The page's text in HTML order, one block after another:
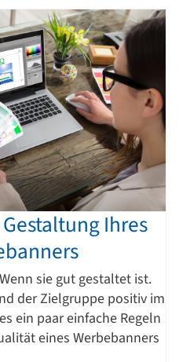
Ihres
sie gut gestaltet ist.
der Zielgruppe positiv im
ein paar einfache Regeln
eines Werbebanners